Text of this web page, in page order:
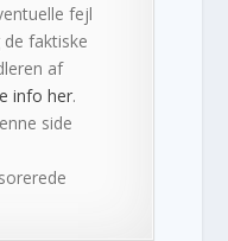
fejl
faktiske
af
info her.
side